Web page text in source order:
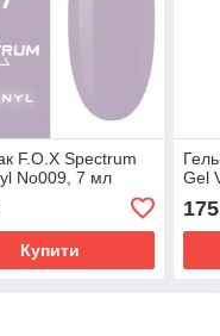
F.O.X Spectrum
No009, 7 мл
Купити
Gel
175